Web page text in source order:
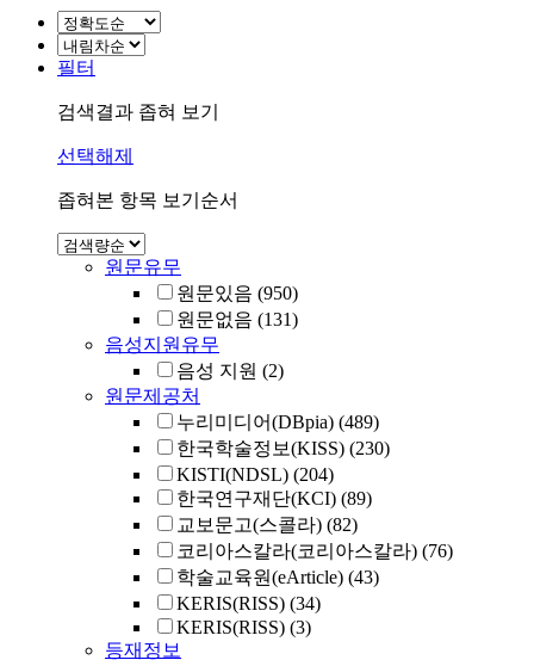
필터
검색결과 좁혀 보기
선택해제
좁혀본 항목 보기순서
원문유무
원문있음 (950)
원문없음 (131)
음성지원유무
음성 지원 (2)
원문제공처
누리미디어(DBpia) (489)
한국학술정보(KISS) (230)
KISTI(NDSL) (204)
한국연구재단(KCI) (89)
교보문고(스콜라) (82)
코리아스칼라(코리아스칼라) (76)
학술교육원(eArticle) (43)
KERIS(RISS) (34)
KERIS(RISS) (3)
등재정보